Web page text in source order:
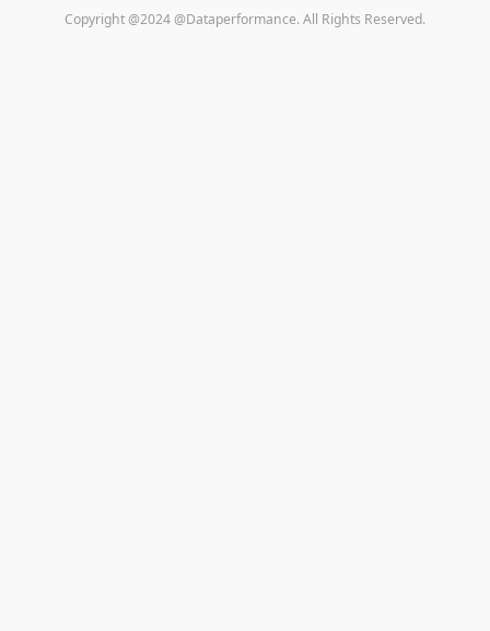
Copyright @2024 @Dataperformance. All Rights Reserved.